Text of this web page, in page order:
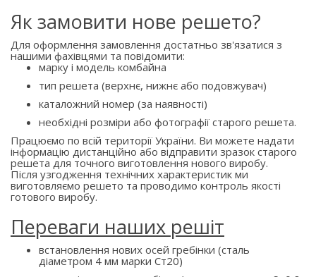
Як замовити нове решето?
Для оформлення замовлення достатньо зв'язатися з
нашими фахівцями та повідомити:
марку і модель комбайна
тип решета (верхнє, нижнє або подовжувач)
каталожний номер (за наявності)
необхідні розміри або фотографії старого решета.
Працюємо по всій території України. Ви можете надати
інформацію дистанційно або відправити зразок старого
решета для точного виготовлення нового виробу.
Після узгодження технічних характеристик ми
виготовляємо решето та проводимо контроль якості
готового виробу.
Переваги наших решіт
встановлення нових осей гребінки (сталь
діаметром 4 мм марки Ст20)